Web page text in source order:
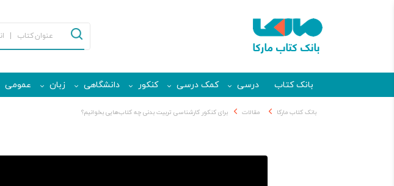
بانک کتاب درسی کمک درسی کنکور دانشگاهی زبان عمومی
بانک کتاب مارکا مقالات برای کنکور کارشناسی تربیت بدنی چه کتاب‌هایی بخوانیم؟